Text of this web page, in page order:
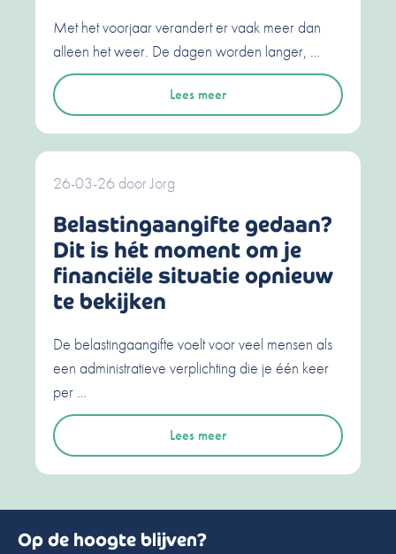
Met het voorjaar verandert er vaak meer dan
alleen het weer. De dagen worden langer, …
Lees meer
26-03-26 doorJorg
Belastingaangifte gedaan?
Dit is hét moment om je
financiële situatie opnieuw
te bekijken
De belastingaangifte voelt voor veel mensen als
een administratieve verplichting die je één keer
per …
Lees meer
Op de hoogte blijven?